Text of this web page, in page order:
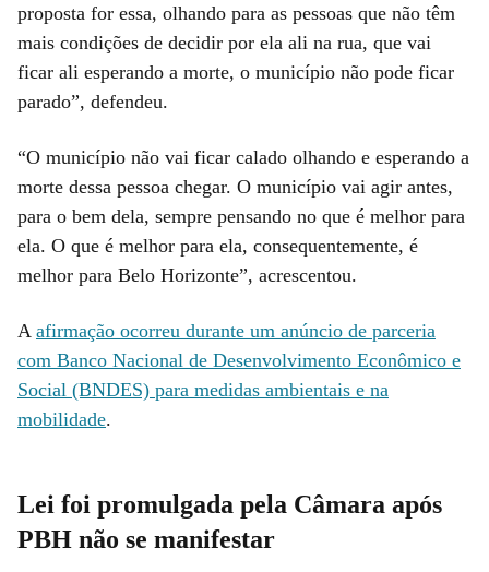
proposta for essa, olhando para as pessoas que não têm
mais condições de decidir por ela ali na rua, que vai
ficar ali esperando a morte, o município não pode ficar
parado”, defendeu.
“O município não vai ficar calado olhando e esperando a
morte dessa pessoa chegar. O município vai agir antes,
para o bem dela, sempre pensando no que é melhor para
ela. O que é melhor para ela, consequentemente, é
melhor para Belo Horizonte”, acrescentou.
A afirmação ocorreu durante um anúncio de parceria
com Banco Nacional de Desenvolvimento Econômico e
Social (BNDES) para medidas ambientais e na
mobilidade.
Lei foi promulgada pela Câmara após
PBH não se manifestar